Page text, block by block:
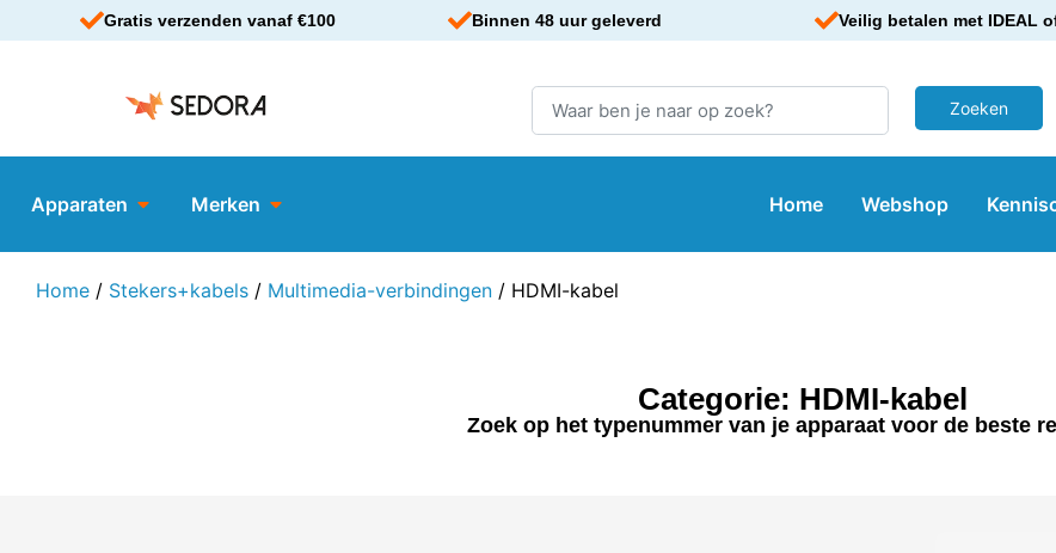
Gratis verzenden vanaf €100 Binnen 48 uur geleverd Veilig betalen met IDEAL
Apparaten Merken Home Webshop
Home / Stekers+kabels / Multimedia-verbindingen / HDMI-kabel
Categorie: HDMI-kabel
Zoek op het typenummer van je apparaat voor de beste